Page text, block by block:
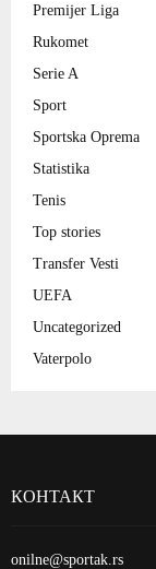
Premijer Liga
Rukomet
Serie A
Sport
Sportska Oprema
Statistika
Tenis
Top stories
Transfer Vesti
UEFA
Uncategorized
Vaterpolo
КОНТАКТ
onilne@sportak.rs